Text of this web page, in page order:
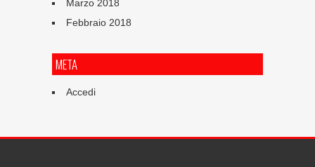
Marzo 2018
Febbraio 2018
META
Accedi